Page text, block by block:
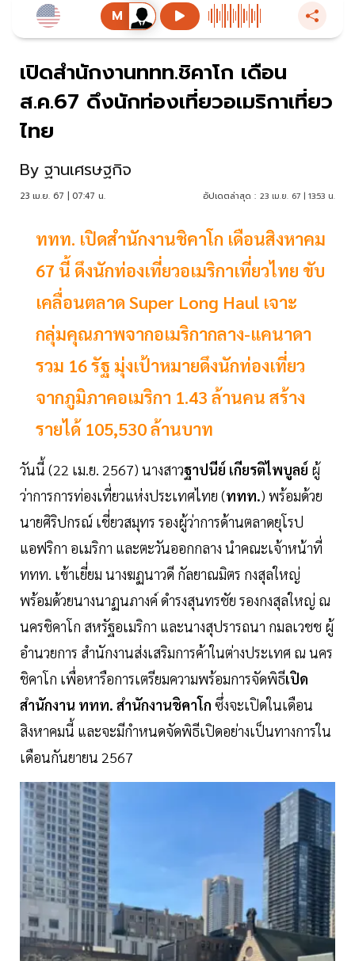
เปิดสำนักงานททท.ชิคาโก เดือน
ส.ค.67 ดึงนักท่องเที่ยวอเมริกาเที่ยว
ไทย
By ฐานเศรษฐกิจ
23 เม.ย. 67 | 07:47 น. อัปเดตล่าสุด : 23 เม.ย. 67 | 13:53 น.
ททท. เปิดสำนักงานชิคาโก เดือนสิงหาคม
67 นี้ ดึงนักท่องเที่ยวอเมริกาเที่ยวไทย ขับ
เคลื่อนตลาด Super Long Haul เจาะ
กลุ่มคุณภาพจากอเมริกากลาง-แคนาดา
รวม 16 รัฐ มุ่งเป้าหมายดึงนักท่องเที่ยว
จากภูมิภาคอเมริกา 1.43 ล้านคน สร้าง
รายได้ 105,530 ล้านบาท
วันนี้ (22 เม.ย. 2567) นางสาวฐาปนีย์ เกียรติไพบูลย์ ผู้
ว่าการการท่องเที่ยวแห่งประเทศไทย (ททท.) พร้อมด้วย
นายศิริปกรณ์ เชี่ยวสมุทร รองผู้ว่าการด้านตลาดยุโรป
แอฟริกา อเมริกา และตะวันออกกลาง นำคณะเจ้าหน้าที่
ททท. เข้าเยี่ยม นางฆฏนาวดี กัลยาณมิตร กงสุลใหญ่
พร้อมด้วยนางนาฏนภางค์ ดำรงสุนทรชัย รองกงสุลใหญ่ ณ
นครชิคาโก สหรัฐอเมริกา และนางสุปรารถนา กมลเวชช ผู้
อำนวยการ สำนักงานส่งเสริมการค้าในต่างประเทศ ณ นคร
ชิคาโก เพื่อหารือการเตรียมความพร้อมการจัดพิธีเปิด
สำนักงาน ททท. สำนักงานชิคาโก ซึ่งจะเปิดในเดือน
สิงหาคมนี้ และจะมีกำหนดจัดพิธีเปิดอย่างเป็นทางการใน
เดือนกันยายน 2567